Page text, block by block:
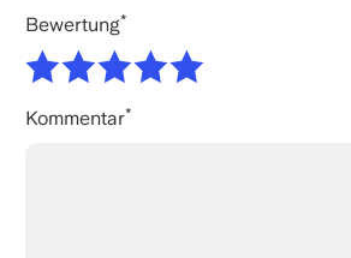
Bewertung
Kommentar